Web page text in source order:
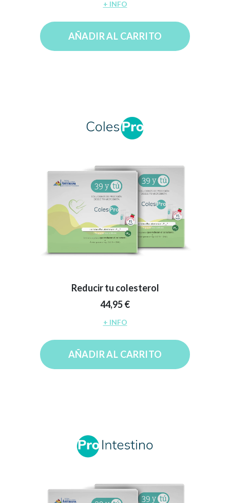
+ INFO
AÑADIR AL CARRITO
Reducir tu colesterol
44,95 €
+ INFO
AÑADIR AL CARRITO